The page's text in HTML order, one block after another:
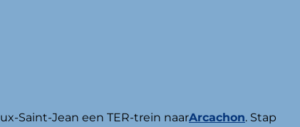
Saint-Jean een TER-trein naarArcachon. Stap